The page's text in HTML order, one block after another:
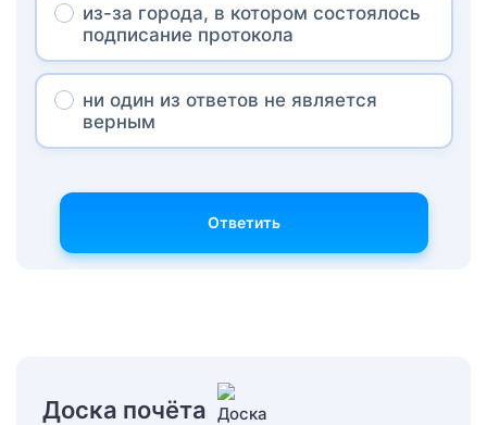
из-за города, в котором состоялось
подписание протокола
ни один из ответов не является
верным
Ответить
Доска почёта